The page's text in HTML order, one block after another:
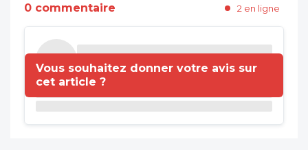
0 commentaire 2 en ligne
Vous souhaitez donner votre avis sur
cet article ?